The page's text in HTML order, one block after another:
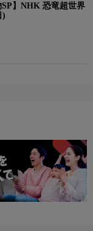
SP】NHK 恐竜超世界
)